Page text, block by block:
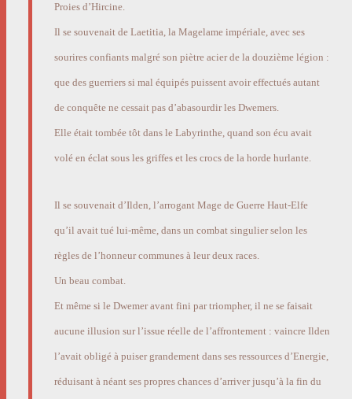
Proies d’Hircine.
Il se souvenait de Laetitia, la Magelame impériale, avec ses
sourires confiants malgré son piètre acier de la douzième légion :
que des guerriers si mal équipés puissent avoir effectués autant
de conquête ne cessait pas d’abasourdir les Dwemers.
Elle était tombée tôt dans le Labyrinthe, quand son écu avait
volé en éclat sous les griffes et les crocs de la horde hurlante.
Il se souvenait d’Ilden, l’arrogant Mage de Guerre Haut-Elfe
qu’il avait tué lui-même, dans un combat singulier selon les
règles de l’honneur communes à leur deux races.
Un beau combat.
Et même si le Dwemer avant fini par triompher, il ne se faisait
aucune illusion sur l’issue réelle de l’affrontement : vaincre Ilden
l’avait obligé à puiser grandement dans ses ressources d’Energie,
réduisant à néant ses propres chances d’arriver jusqu’à la fin du